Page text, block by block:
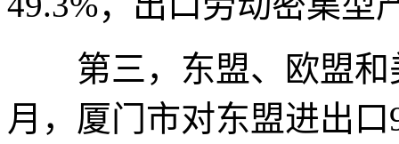
第三，东盟、欧盟和
月，厦门市对东盟进出